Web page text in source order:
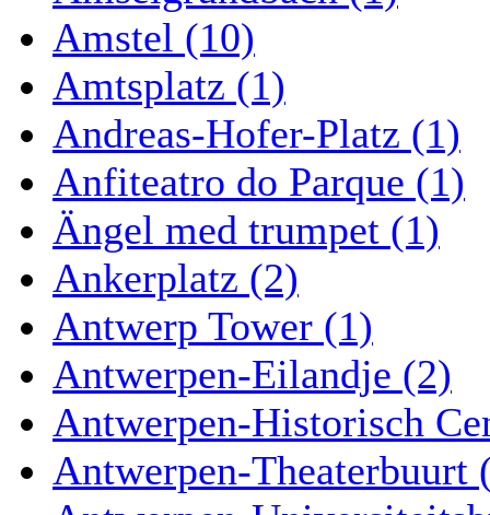
Amstel (10)
Amtsplatz (1)
Andreas-Hofer-Platz (1)
Anfiteatro do Parque (1)
Ängel med trumpet (1)
Ankerplatz (2)
Antwerp Tower (1)
Antwerpen-Eilandje (2)
Antwerpen-Historisch
Antwerpen-Theaterbuurt